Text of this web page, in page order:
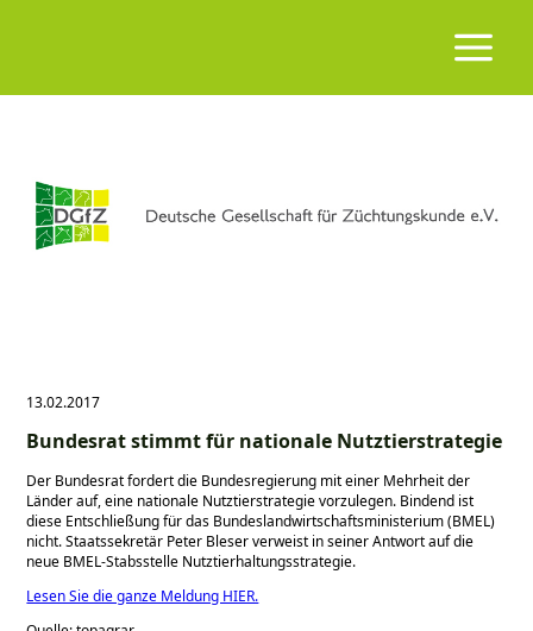
13.02.2017
Bundesrat stimmt für nationale Nutztierstrategie
Der Bundesrat fordert die Bundesregierung mit einer Mehrheit der
Länder auf, eine nationale Nutztierstrategie vorzulegen. Bindend ist
diese Entschließung für das Bundeslandwirtschaftsministerium (BMEL)
nicht. Staatssekretär Peter Bleser verweist in seiner Antwort auf die
neue BMEL-Stabsstelle Nutztierhaltungsstrategie.
Lesen Sie die ganze Meldung HIER.